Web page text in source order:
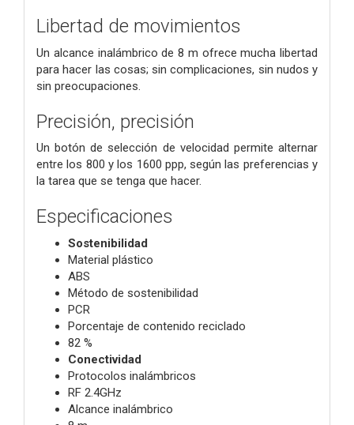
Libertad de movimientos
Un alcance inalámbrico de 8 m ofrece mucha libertad
para hacer las cosas; sin complicaciones, sin nudos y
sin preocupaciones.
Precisión, precisión
Un botón de selección de velocidad permite alternar
entre los 800 y los 1600 ppp, según las preferencias y
la tarea que se tenga que hacer.
Especificaciones
Sostenibilidad
Material plástico
ABS
Método de sostenibilidad
PCR
Porcentaje de contenido reciclado
82 %
Conectividad
Protocolos inalámbricos
RF 2.4GHz
Alcance inalámbrico